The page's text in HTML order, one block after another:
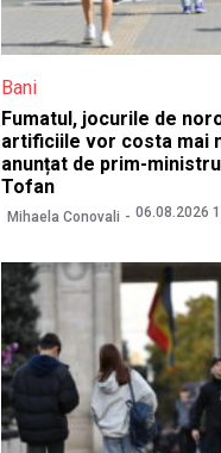
Bani
Fumatul, jocurile de
artificiile vor costa mai
anunțat de prim-
Tofan
Mihaela Conovali 06.08.2026